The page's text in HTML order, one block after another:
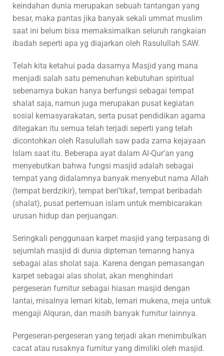
keindahan dunia merupakan sebuah tantangan yang
besar, maka pantas jika banyak sekali ummat muslim
saat ini belum bisa memaksimalkan seluruh rangkaian
ibadah seperti apa yg diajarkan oleh Rasulullah SAW.
Telah kita ketahui pada dasarnya Masjid yang mana
menjadi salah satu pemenuhan kebutuhan spiritual
sebenarnya bukan hanya berfungsi sebagai tempat
shalat saja, namun juga merupakan pusat kegiatan
sosial kemasyarakatan, serta pusat pendidikan agama
ditegakan itu semua telah terjadi seperti yang telah
dicontohkan oleh Rasulullah saw pada zama kejayaan
Islam saat itu. Beberapa ayat dalam Al-Qur’an yang
menyebutkan bahwa fungsi masjid adalah sebagai
tempat yang didalamnya banyak menyebut nama Allah
(tempat berdzikir), tempat beri’tikaf, tempat beribadah
(shalat), pusat pertemuan islam untuk membicarakan
urusan hidup dan perjuangan.
Seringkali penggunaan karpet masjid yang terpasang di
sejumlah masjid di dunia dipteman temanng hanya
sebagai alas sholat saja. Karena dengan pemasangan
karpet sebagai alas sholat, akan menghindari
pergeseran furnitur sebagai hiasan masjid dengan
lantai, misalnya lemari kitab, lemari mukena, meja untuk
mengaji Alquran, dan masih banyak furnitur lainnya.
Pergeseran-pergeseran yang terjadi akan menimbulkan
cacat atau rusaknya furnitur yang dimiliki oleh masjid.